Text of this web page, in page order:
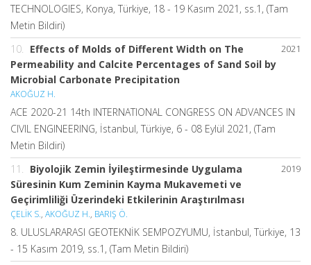
TECHNOLOGIES, Konya, Türkiye, 18 - 19 Kasım 2021, ss.1, (Tam
Metin Bildiri)
2021
10. Effects of Molds of Different Width on The
Permeability and Calcite Percentages of Sand Soil by
Microbial Carbonate Precipitation
AKOĞUZ H.
ACE 2020-21 14th INTERNATIONAL CONGRESS ON ADVANCES IN
CIVIL ENGINEERING, İstanbul, Türkiye, 6 - 08 Eylül 2021, (Tam
Metin Bildiri)
2019
11. Biyolojik Zemin İyileştirmesinde Uygulama
Süresinin Kum Zeminin Kayma Mukavemeti ve
Geçirimliliği Üzerindeki Etkilerinin Araştırılması
ÇELİK S., AKOĞUZ H., BARIŞ Ö.
8. ULUSLARARASI GEOTEKNİK SEMPOZYUMU, İstanbul, Türkiye, 13
- 15 Kasım 2019, ss.1, (Tam Metin Bildiri)